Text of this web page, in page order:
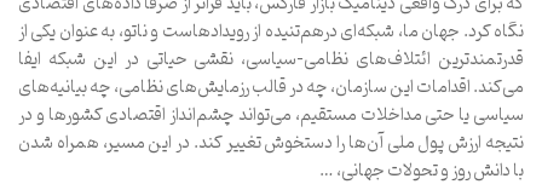
نگاه کرد. جهان ما، شبکه‌ای درهم‌تنیده از رویدادهاست و ناتو، به عنوان یکی از
قدرتمندترین ائتلاف‌های نظامی-سیاسی، نقشی حیاتی در این شبکه ایفا
می‌کند. اقدامات این سازمان، چه در قالب رزمایش‌های نظامی، چه بیانیه‌های
سیاسی یا حتی مداخلات مستقیم، می‌تواند چشم‌انداز اقتصادی کشورها و در
نتیجه ارزش پول ملی آن‌ها را دستخوش تغییر کند. در این مسیر، همراه شدن
با دانش روز و تحولات جهانی، …